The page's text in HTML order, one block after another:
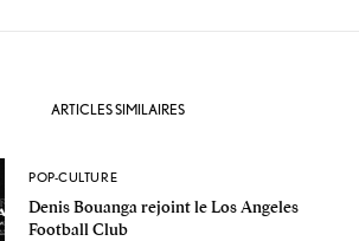
ARTICLES SIMILAIRES
POP-CULTURE
Denis Bouanga rejoint le Los Angeles
Football Club